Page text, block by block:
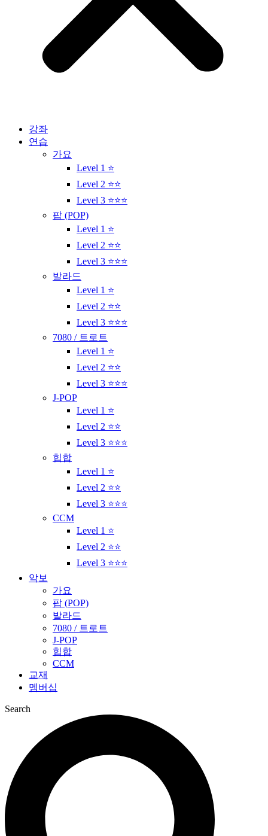
강좌
연습
가요
Level 1 ⭐
Level 2 ⭐⭐
Level 3 ⭐⭐⭐
팝 (POP)
Level 1 ⭐
Level 2 ⭐⭐
Level 3 ⭐⭐⭐
발라드
Level 1 ⭐
Level 2 ⭐⭐
Level 3 ⭐⭐⭐
7080 / 트로트
Level 1 ⭐
Level 2 ⭐⭐
Level 3 ⭐⭐⭐
J-POP
Level 1 ⭐
Level 2 ⭐⭐
Level 3 ⭐⭐⭐
힙합
Level 1 ⭐
Level 2 ⭐⭐
Level 3 ⭐⭐⭐
CCM
Level 1 ⭐
Level 2 ⭐⭐
Level 3 ⭐⭐⭐
악보
가요
팝 (POP)
발라드
7080 / 트로트
J-POP
힙합
CCM
교재
멤버십
Search